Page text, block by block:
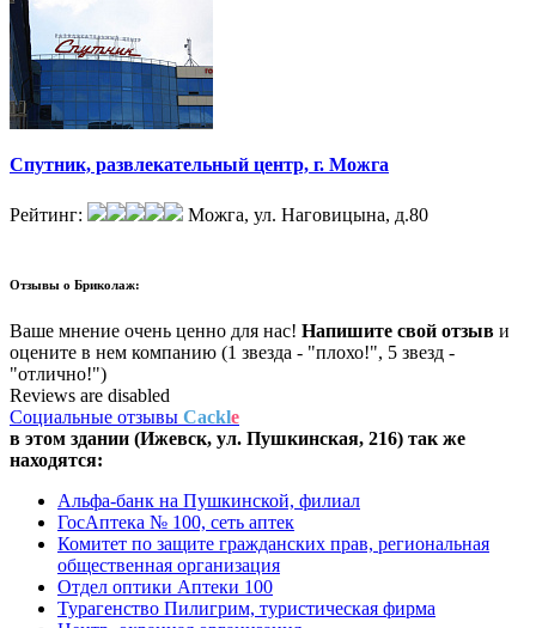
Спутник, развлекательный центр, г. Можга
Рейтинг: Можга, ул. Наговицына, д.80
Отзывы о Бриколаж:
Ваше мнение очень ценно для нас! Напишите свой отзыв и
оцените в нем компанию (1 звезда - "плохо!", 5 звезд -
"отлично!")
Reviews are disabled
Социальные отзывы Cackle
в этом здании (Ижевск, ул. Пушкинская, 216) так же
находятся:
Альфа-банк на Пушкинской, филиал
ГосАптека № 100, сеть аптек
Комитет по защите гражданских прав, региональная
общественная организация
Отдел оптики Аптеки 100
Турагенство Пилигрим, туристическая фирма